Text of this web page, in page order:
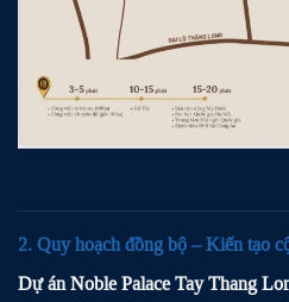
2. Quy hoạch đồng bộ – Kiến tạo
Dự án Noble Palace Tay Thang